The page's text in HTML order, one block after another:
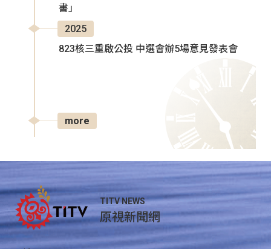
書」
2025
823核三重啟公投 中選會辦5場意見發表會
more
TITV NEWS
原視新聞網